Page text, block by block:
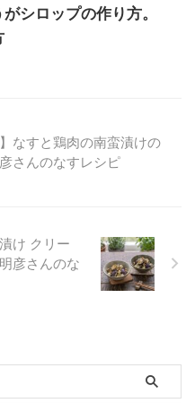
シロップの作り方。
なすと鶏肉の南蛮漬けの
さんのなすレシピ
け クリー
彦さんのな